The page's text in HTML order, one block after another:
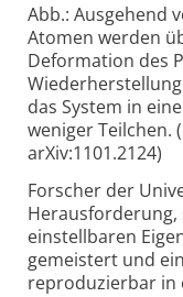
Abb.: Ausgehend
Atomen werden
Deformation des
das System in
weniger Teilchen.
arXiv:1101.2124)
Forscher der
Herausforderung,
einstellbaren
gemeistert und
reproduzierbar in